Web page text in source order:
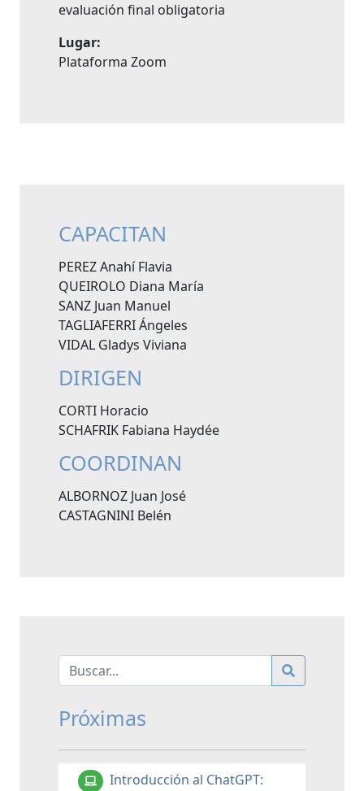
evaluación final obligatoria
Lugar:
Plataforma Zoom
CAPACITAN
PEREZ Anahí Flavia
QUEIROLO Diana María
SANZ Juan Manuel
TAGLIAFERRI Ángeles
VIDAL Gladys Viviana
DIRIGEN
CORTI Horacio
SCHAFRIK Fabiana Haydée
COORDINAN
ALBORNOZ Juan José
CASTAGNINI Belén
Próximas
Introducción al ChatGPT: